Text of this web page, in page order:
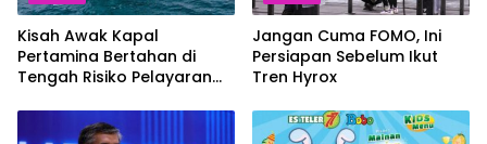
Kisah Awak Kapal
Pertamina Bertahan di
Tengah Risiko Pelayaran
Jangan Cuma FOMO, Ini
Persiapan Sebelum Ikut
Tren Hyrox